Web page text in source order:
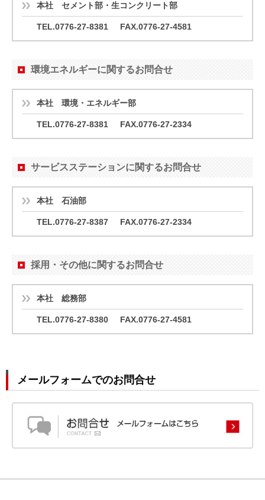
本社 セメント部・生コンクリート部
TEL.0776-27-8381 FAX.0776-27-4581
環境エネルギーに関するお問合せ
本社 環境・エネルギー部
TEL.0776-27-8381 FAX.0776-27-2334
サービスステーションに関するお問合せ
本社 石油部
TEL.0776-27-8387 FAX.0776-27-2334
採用・その他に関するお問合せ
本社 総務部
TEL.0776-27-8380 FAX.0776-27-4581
メールフォームでのお問合せ